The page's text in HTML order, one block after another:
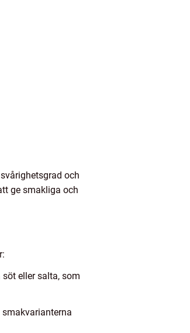
och
ge smakliga och
eller salta, som